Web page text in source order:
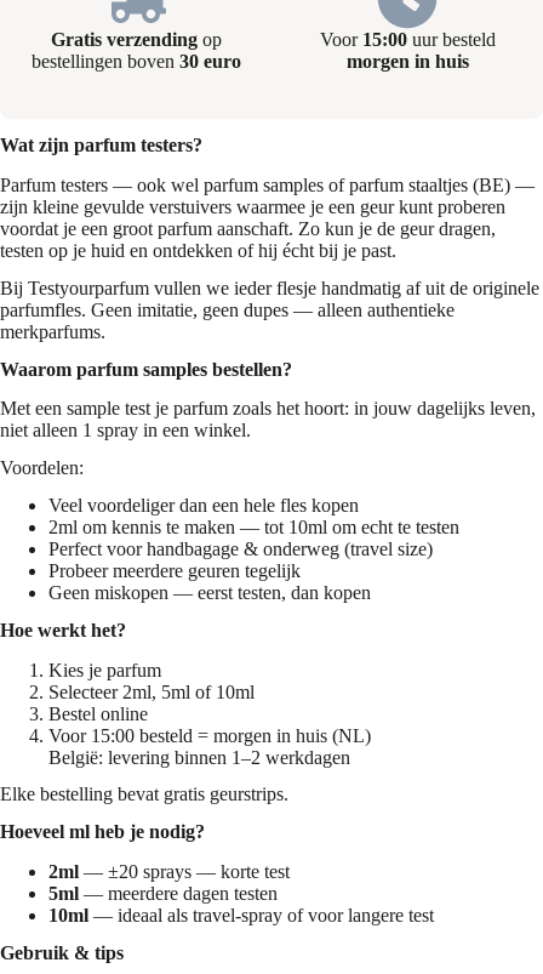
Gratis verzendingop
bestellingen boven 30 euro
Voor 15:00uur besteld
morgen in huis
Wat zijn parfum testers?
Parfum testers — ook wel parfum samples of parfum staaltjes (BE) —
zijn kleine gevulde verstuivers waarmee je een geur kunt proberen
voordat je een groot parfum aanschaft. Zo kun je de geur dragen,
testen op je huid en ontdekken of hij écht bij je past.
Bij Testyourparfum vullen we ieder flesje handmatig af uit de originele
parfumfles. Geen imitatie, geen dupes — alleen authentieke
merkparfums.
Waarom parfum samples bestellen?
Met een sample test je parfum zoals het hoort: in jouw dagelijks leven,
niet alleen 1 spray in een winkel.
Voordelen:
Veel voordeliger dan een hele fles kopen
2ml om kennis te maken — tot 10ml om echt te testen
Perfect voor handbagage & onderweg (travel size)
Probeer meerdere geuren tegelijk
Geen miskopen — eerst testen, dan kopen
Hoe werkt het?
Kies je parfum
Selecteer 2ml, 5ml of 10ml
Bestel online
Voor 15:00 besteld = morgen in huis (NL)
België: levering binnen 1–2 werkdagen
Elke bestelling bevat gratis geurstrips.
Hoeveel ml heb je nodig?
2ml — ±20 sprays — korte test
5ml — meerdere dagen testen
10ml — ideaal als travel-spray of voor langere test
Gebruik & tips